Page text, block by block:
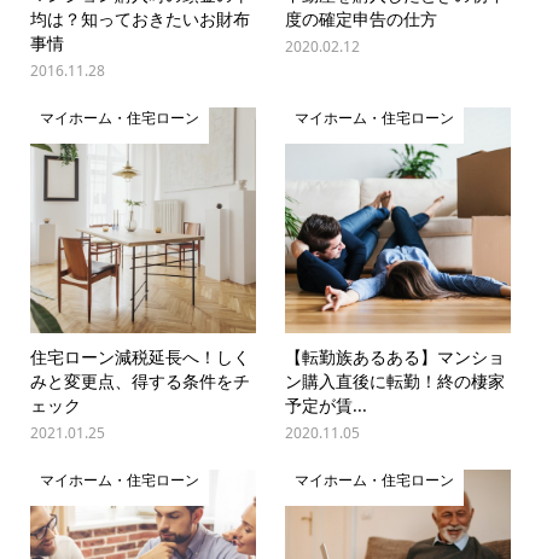
均は？知っておきたいお財布
事情
2016.11.28
度の確定申告の仕方
2020.02.12
マイホーム・住宅ローン
住宅ローン減税延長へ！しく
みと変更点、得する条件をチ
ェック
2021.01.25
マイホーム・住宅ローン
【転勤族あるある】マンショ
ン購入直後に転勤！終の棲家
予定が賃...
2020.11.05
マイホーム・住宅ローン マイホーム・住宅ローン